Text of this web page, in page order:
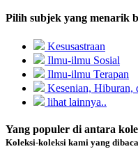
Pilih subjek yang menarik
Kesusastraan
Ilmu-ilmu Sosial
Ilmu-ilmu Terapan
Kesenian, Hiburan,
lihat lainnya..
Yang populer di antara
Koleksi-koleksi kami yang